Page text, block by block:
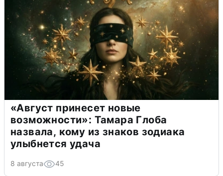
«Август принесет новые
возможности»: Тамара Глоба
назвала, кому из знаков зодиака
улыбнется удача
8 августа 45